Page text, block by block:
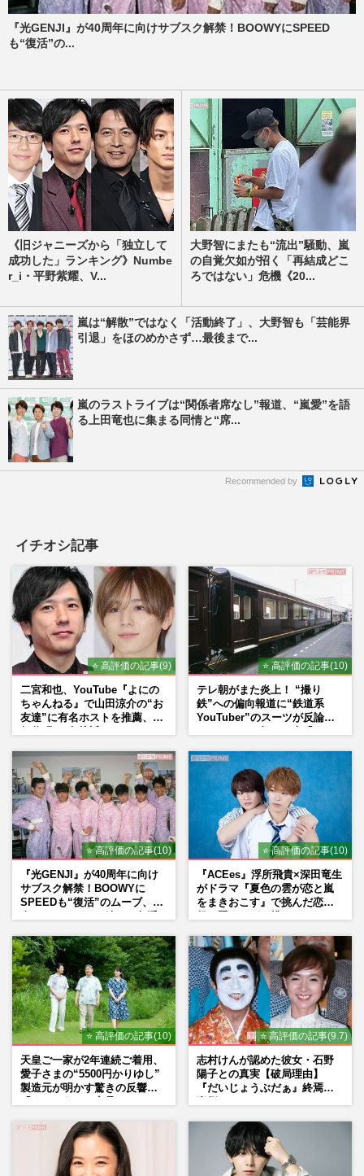
『光GENJI』が40周年に向けサブスク解禁！BOOWYにSPEED
も“復活”の...
《旧ジャニーズから「独立して
成功した」ランキング》Numbe
r_i・平野紫耀、V...
大野智にまたも“流出”騒動、嵐
の自覚欠如が招く「再結成どこ
ろではない」危機《20...
嵐は“解散”ではなく「活動終了」、大野智も「芸能界
引退」をほのめかさず…最後まで...
嵐のラストライブは“関係者席なし”報道、“嵐愛”を語
る上田竜也に集まる同情と“席...
Recommended by
イチオシ記事
⭐ 高評価の記事(9)
二宮和也、YouTube『よにの
ちゃんねる』で山田涼介の“お
友達”に有名ホストを推薦、歌
⭐ 高評価の記事(10)
テレ朝がまた炎上！ “撮り
鉄”への偏向報道に“鉄道系
YouTuber”のスーツが反論
は？」
⭐ 高評価の記事(10)
『光GENJI』が40周年に向け
サブスク解禁！BOOWYに
SPEEDも“復活”のムーブ、本
⭐ 高評価の記事(10)
『ACEes』浮所飛貴×深田竜生
がドラマ『夏色の雲が恋と嵐
をまきおこす』で挑んだ恋人
⭐ 高評価の記事(10)
天皇ご一家が2年連続ご着用、
愛子さまの“5500円かりゆし”
製造元が明かす驚きの反響
⭐ 高評価の記事(9.7)
志村けんが認めた彼女・石野
陽子との真実【破局理由】
『だいじょうぶだぁ』終焉の